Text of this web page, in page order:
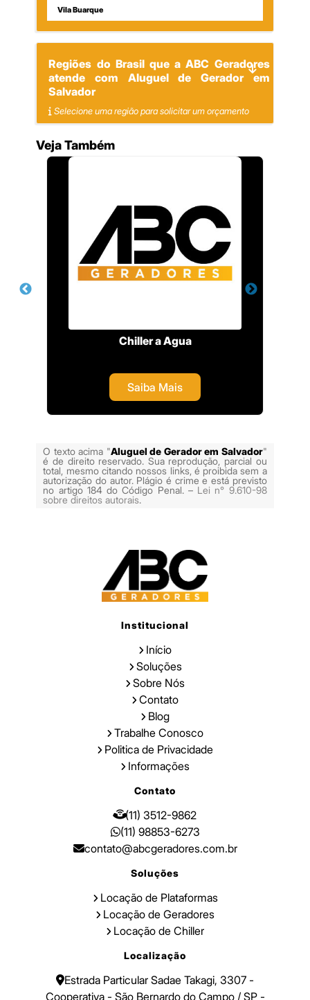
Vila Buarque
Regiões do Brasil que a ABC Geradores
atende com Aluguel de Gerador em
Salvador
Selecione uma região para solicitar um orçamento
Veja Também
Chiller a Agua
Saiba Mais
O texto acima "Aluguel de Gerador em Salvador"
é de direito reservado. Sua reprodução, parcial ou
total, mesmo citando nossos links, é proibida sem a
autorização do autor. Plágio é crime e está previsto
no artigo 184 do Código Penal. – Lei n° 9.610-98
sobre direitos autorais.
Institucional
Início
Soluções
Sobre Nós
Contato
Blog
Trabalhe Conosco
Politica de Privacidade
Informações
Contato
(11) 3512-9862
(11) 98853-6273
contato@abcgeradores.com.br
Soluções
Locação de Plataformas
Locação de Geradores
Locação de Chiller
Localização
Estrada Particular Sadae Takagi, 3307 -
Cooperativa - São Bernardo do Campo / SP -